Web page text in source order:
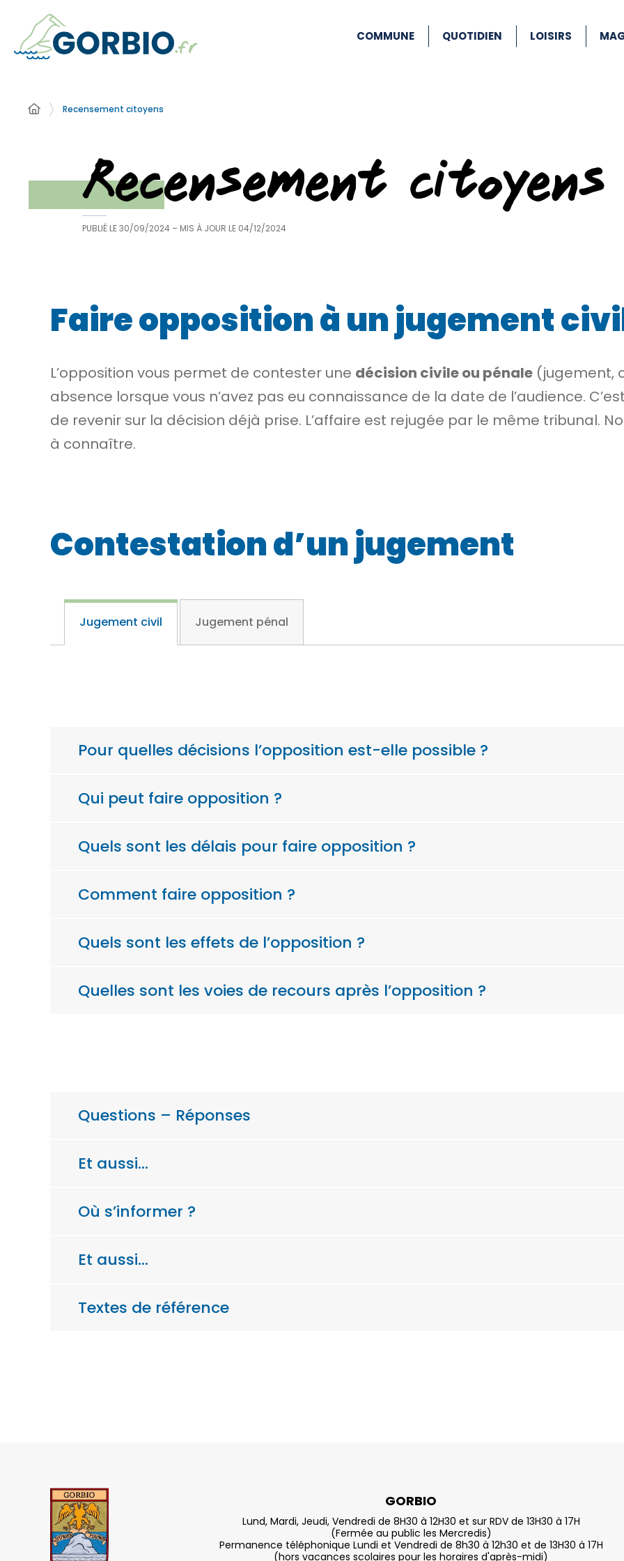
COMMUNE QUOTIDIEN LOISIRS
Recensement citoyens
Recensement citoyens
PUBLIÉ LE30/09/2024 – MIS À JOUR LE 04/12/2024
Faire opposition à un jugement
L’opposition vous permet de contester une décision civile ou pénale (jugement,
absence lorsque vous n’avez pas eu connaissance de la date de l’audience.
de revenir sur la décision déjà prise. L’affaire est rejugée par le même tribunal.
à connaître.
Contestation d’un jugement
Jugement civil Jugement pénal
Pour quelles décisions l’opposition est-elle possible ?
Qui peut faire opposition ?
Quels sont les délais pour faire opposition ?
Comment faire opposition ?
Quels sont les effets de l’opposition ?
Quelles sont les voies de recours après l’opposition ?
Questions – Réponses
Et aussi…
Où s’informer ?
Et aussi…
Textes de référence
GORBIO
Lund, Mardi, Jeudi, Vendredi de 8H30 à 12H30 et sur RDV de 13H30 à 17H
(Fermée au public les Mercredis)
Permanence téléphonique Lundi et Vendredi de 8h30 à 12h30 et de 13H30 à 17H
(hors vacances scolaires pour les horaires d'après-midi)